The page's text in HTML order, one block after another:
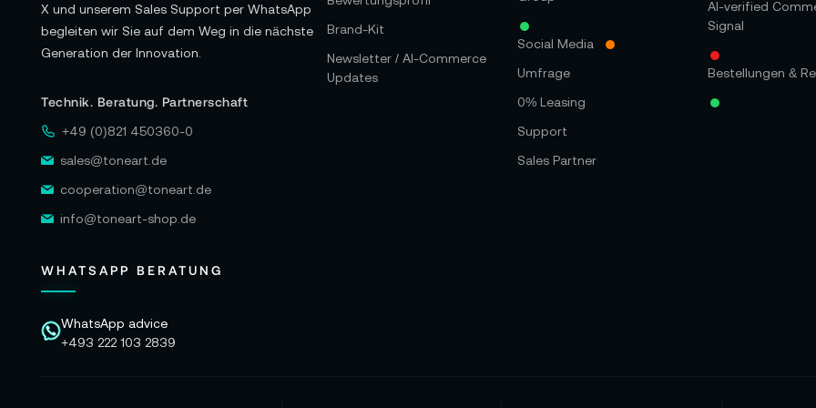
X und unserem Sales Support per WhatsApp
begleiten wir Sie auf dem Weg in die nächste
Generation der Innovation.
Technik. Beratung. Partnerschaft
+49 (0)821 450360-0
sales@toneart.de
cooperation@toneart.de
info@toneart-shop.de
WHATSAPP BERATUNG
WhatsApp advice
+493 222 103 2839
Brand-Kit
Newsletter / AI-Commerce
Updates
Social Media
Umfrage
0% Leasing
Support
Sales Partner
AI-verified
Signal
Bestellungen &